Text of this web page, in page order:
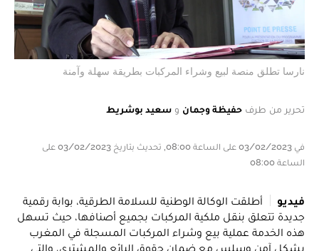
نارسا تطلق منصة لبيع وشراء المركبات بطريقة سهلة وآمنة
تحرير من طرف حفيظة وجمان و سعيد بوشريط
في 03/02/2023 على الساعة 08:00, تحديث بتاريخ 03/02/2023 على
الساعة 08:00
فيديو
أطلقت الوكالة الوطنية للسلامة الطرقية، بوابة رقمية
جديدة تتعلق بنقل ملكية المركبات بجميع أصنافها، حيث تسهل
هذه الخدمة عملية بيع وشراء المركبات المسجلة في المغرب
بشكل آمن وسلس مع ضمان حقوق البائع والمشتري، والتي